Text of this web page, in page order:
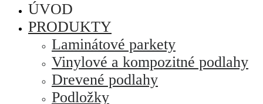
ÚVOD
PRODUKTY
Laminátové parkety
Vinylové a kompozitné podlahy
Drevené podlahy
Podložky